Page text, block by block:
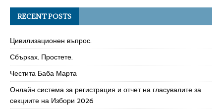
RECENT POSTS
Цивилизационен въпрос.
Сбърках. Простете.
Честита Баба Марта
Онлайн система за регистрация и отчет на гласувалите за
секциите на Избори 2026